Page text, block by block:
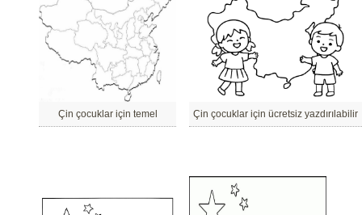
Çin çocuklar için temel Çin çocuklar için ücretsiz yazdırılabilir